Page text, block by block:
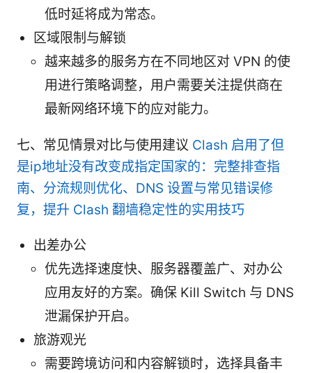
低时延将成为常态。
区域限制与解锁
越来越多的服务方在不同地区对 VPN 的使
用进行策略调整，用户需要关注提供商在
最新网络环境下的应对能力。
七、常见情景对比与使用建议 Clash 启用了但
是ip地址没有改变成指定国家的：完整排查指
南、分流规则优化、DNS 设置与常见错误修
复，提升 Clash 翻墙稳定性的实用技巧
出差办公
优先选择速度快、服务器覆盖广、对办公
应用友好的方案。确保 Kill Switch 与 DNS
泄漏保护开启。
旅游观光
需要跨境访问和内容解锁时，选择具备丰